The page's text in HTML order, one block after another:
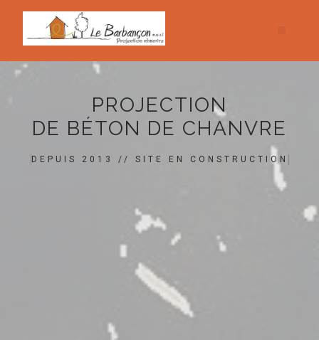
PROJECTION
DE BÉTON DE CHANVRE
DEPUIS 2013 // SITE EN CONSTRUCTION